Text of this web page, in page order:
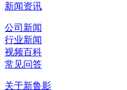
新闻资讯
公司新闻
行业新闻
视频百科
常见问答
关于新鲁影